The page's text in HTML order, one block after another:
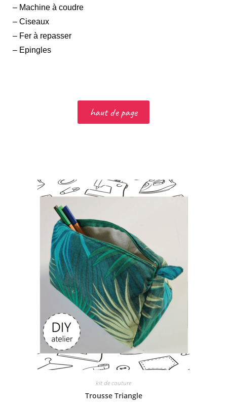
– Machine à coudre
– Ciseaux
– Fer à repasser
– Epingles
haut de page
kit de couture
Trousse Triangle